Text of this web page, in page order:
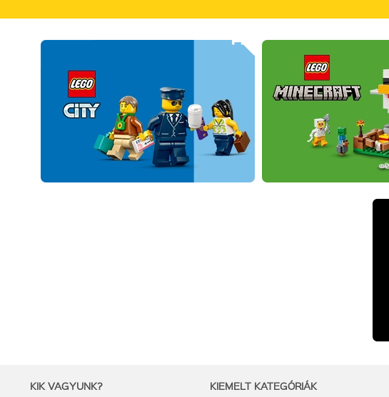
KIK VAGYUNK? KIEMELT KATEGÓRIÁK